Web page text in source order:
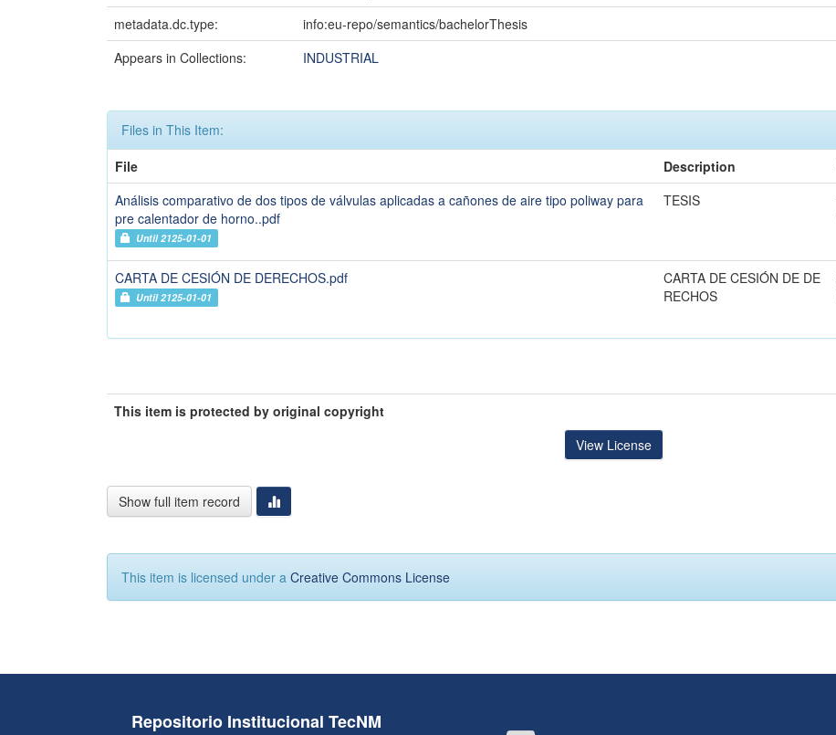
metadata.dc.type:
info:eu-repo/semantics/bachelorThesis
Appears in Collections:
INDUSTRIAL
Files in This Item:
File
Description
Análisis comparativo de dos tipos de válvulas aplicadas a cañones de aire tipo poliway para
pre calentador de horno..pdf
Until 2125-01-01
TESIS
CARTA DE CESIÓN DE DERECHOS.pdf
Until 2125-01-01
CARTA DE CESIÓN DE DE
RECHOS
This item is protected by original copyright
View License
Show full item record
This item is licensed under a Creative Commons License
Repositorio Institucional TecNM